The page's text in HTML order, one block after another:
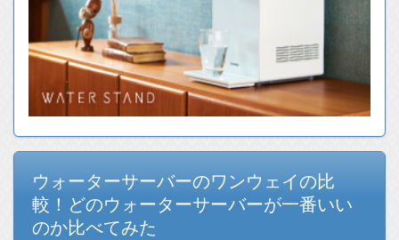
ウォーターサーバーのワンウェイの比
較！どのウォーターサーバーが一番いい
のか比べてみた